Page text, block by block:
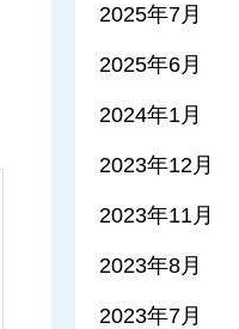
2025年7月
2025年6月
2024年1月
2023年12月
2023年11月
2023年8月
2023年7月